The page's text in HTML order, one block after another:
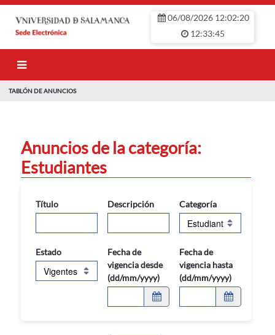
06/08/2026 12:02:21
12:33:45
TABLÓN DE ANUNCIOS
Anuncios de la categoría:
Estudiantes
Título Descripción Categoría
Estado
Fecha de
vigencia desde
(dd/mm/yyyy)
Fecha de
vigencia hasta
(dd/mm/yyyy)